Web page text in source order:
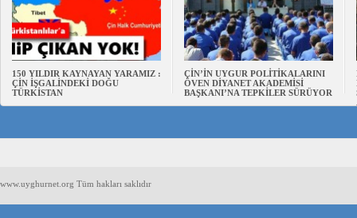
150 YILDIR KAYNAYAN YARAMIZ :
ÇİN İŞGALİNDEKİ DOĞU
TÜRKİSTAN
ÇİN’İN UYGUR POLİTİKALARINI
ÖVEN DİYANET AKADEMİSİ
BAŞKANI’NA TEPKİLER SÜRÜYOR
www.uyghurnet.org Tüm hakları saklıdır